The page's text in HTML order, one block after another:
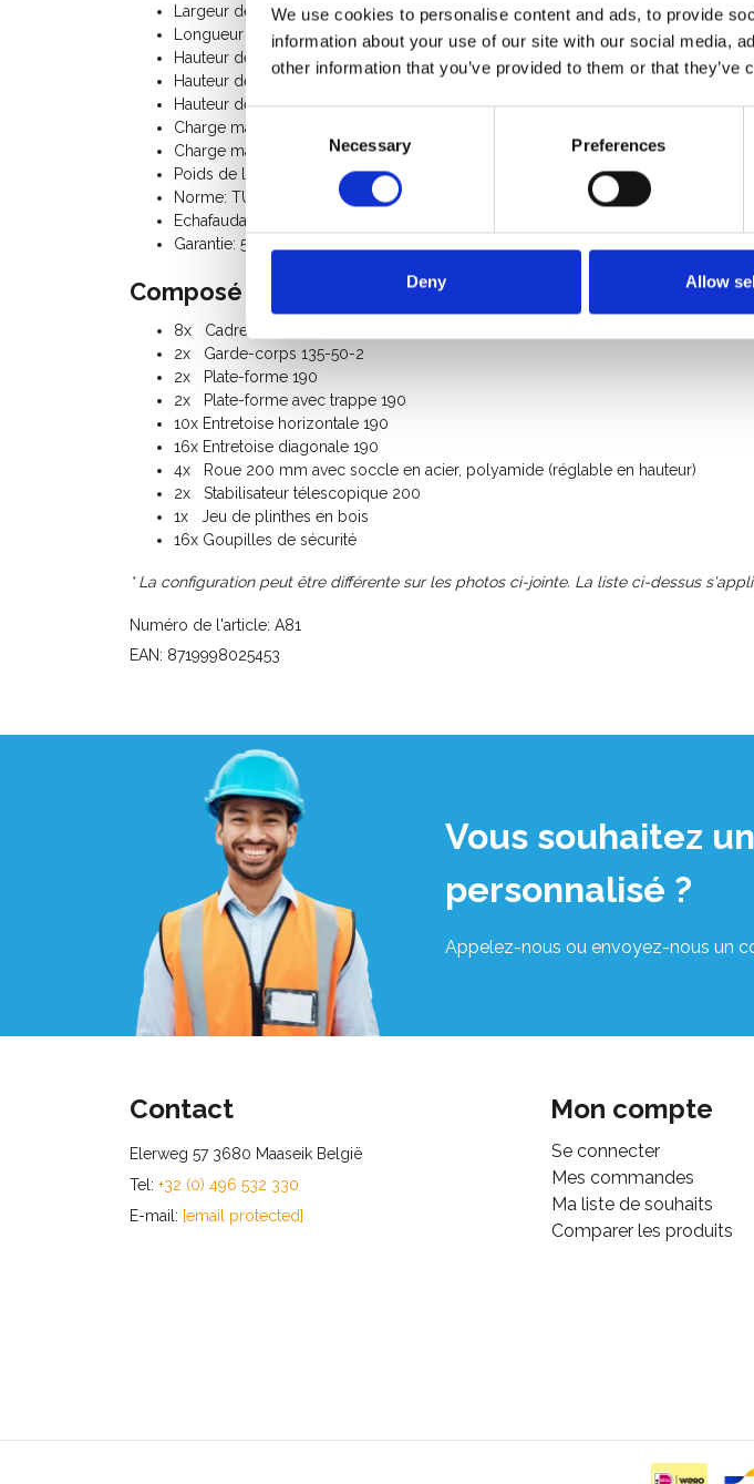
We use cookies to personalise content and ads, to provide
information about your use of our site with our social media,
other information that you’ve provided to them or that
Selection
Necessary Preferences
Deny Allow
Largeur de l'échafaudage: 1,35 m
Longueur de l'échafaudage: 1,90 m
Hauteur de travail: 10,20 m
Hauteur de la plate-forme: 8,20 m
Hauteur de l'échafaudage: 9,20 m
Charge maximale par plate-forme: 250 Kg
Charge maximale de l'échafaudage roulant: 750 Kg
Poids de l'échafaudage roulant: 236 Kg
Norme: TÜV-GS
Echafaudage Classe III (200 Kg/m²)
Garantie: 5 ans
Composé du kit:
8x Cadre 135-28-7
2x Garde-corps 135-50-2
2x Plate-forme 190
2x Plate-forme avec trappe 190
10x Entretoise horizontale 190
16x Entretoise diagonale 190
4x Roue 200 mm avec soccle en acier, polyamide (réglable en hauteur)
2x Stabilisateur télescopique 200
1x Jeu de plinthes en bois
16x Goupilles de sécurité
* La configuration peut être différente sur les photos ci-jointe. La liste ci-dessus
Numéro de l'article: A81
EAN: 8719998025453
Vous souhaitez
personnalisé ?
Appelez-nous ou envoyez-nous un
Contact
Elerweg 57 3680 Maaseik België
Tel: +32 (0) 496 532 330
E-mail: [email protected]
Mon compte
Se connecter
Mes commandes
Ma liste de souhaits
Comparer les produits